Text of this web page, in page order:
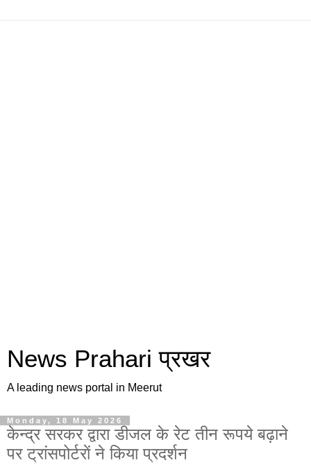
News Prahari प्रखर
A leading news portal in Meerut
Monday, 18 May 2026
केन्द्र सरकर द्वारा डीजल के रेट तीन रूपये बढ़ाने
पर ट्रांसपोर्टराें ने किया प्रदर्शन